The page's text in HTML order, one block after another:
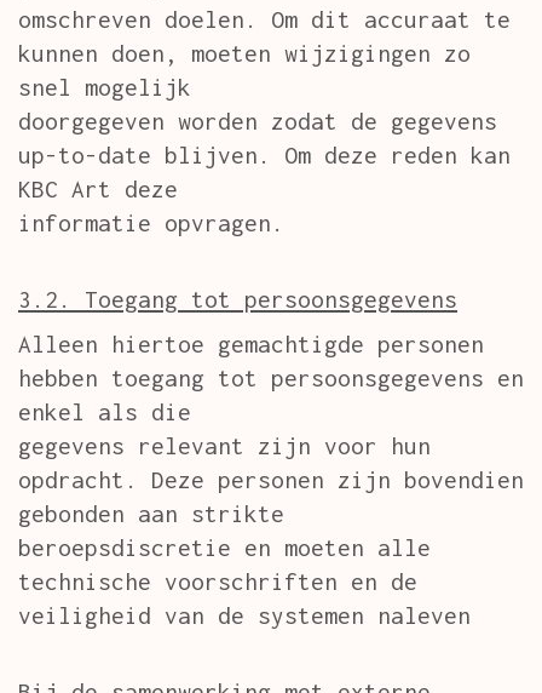
omschreven doelen. Om dit accuraat te
kunnen doen, moeten wijzigingen zo
snel mogelijk
doorgegeven worden zodat de gegevens
up-to-date blijven. Om deze reden kan
KBC Art deze
informatie opvragen.
3.2. Toegang tot persoonsgegevens
Alleen hiertoe gemachtigde personen
hebben toegang tot persoonsgegevens en
enkel als die
gegevens relevant zijn voor hun
opdracht. Deze personen zijn bovendien
gebonden aan strikte
beroepsdiscretie en moeten alle
technische voorschriften en de
veiligheid van de systemen naleven